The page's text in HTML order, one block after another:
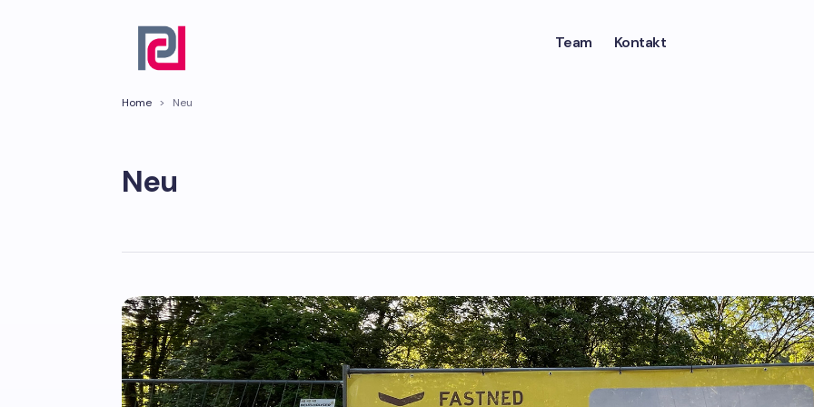
Team Kontakt
Home > Neu
Neu